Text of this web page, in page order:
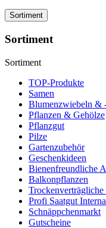
Sortiment
Sortiment
Sortiment
TOP-Produkte
Samen
Blumenzwiebeln &
Pflanzen & Gehölze
Pflanzgut
Pilze
Gartenzubehör
Geschenkideen
Bienenfreundliche
Balkonpflanzen
Trockenverträgliche
Profi Saatgut
Schnäppchenmarkt
Gutscheine